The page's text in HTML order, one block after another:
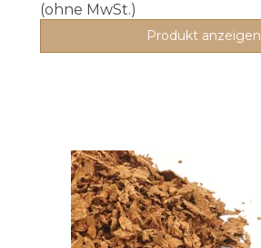
(ohne MwSt.)
Produkt anzeigen